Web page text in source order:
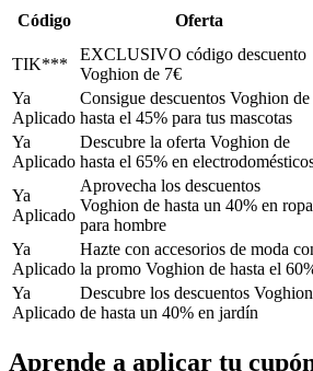
Código Oferta
TIK***
EXCLUSIVO código descuento
Voghion de 7€
Ya
Aplicado
Consigue descuentos Voghion de
hasta el 45% para tus mascotas
Ya
Aplicado
Descubre la oferta Voghion de
hasta el 65% en
Ya
Aplicado
Aprovecha los descuentos
Voghion de hasta un 40% en ropa
para hombre
Ya
Aplicado
Hazte con accesorios de moda
la promo Voghion de hasta el
Ya
Aplicado
Descubre los descuentos Voghion
de hasta un 40% en jardín
Aprende a aplicar tu